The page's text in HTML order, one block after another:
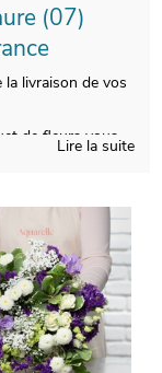
(07)
livraison de vos
de fleurs vous
artisans
de vous
puissiez
ensuite
encore en
ou une photo
Lire la suite